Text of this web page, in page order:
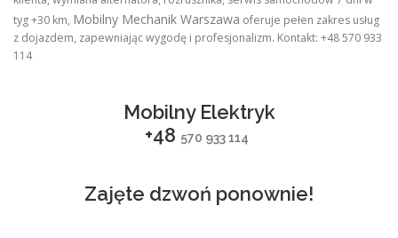
tyg +30 km, Mobilny Mechanik Warszawa oferuje pełen zakres usług
z dojazdem, zapewniając wygodę i profesjonalizm. Kontakt: +48 570 933
114
Mobilny Elektryk
+48 570 933 114
Zajęte dzwoń ponownie!